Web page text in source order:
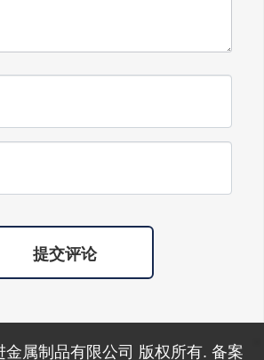
提交评论
属制品有限公司 版权所有. 备案